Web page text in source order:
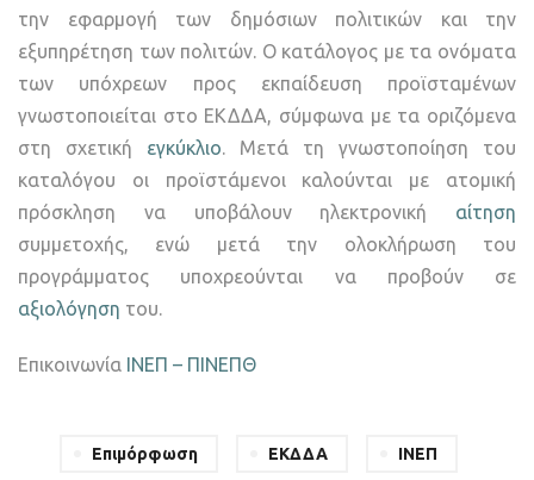
την εφαρμογή των δημόσιων πολιτικών και την
εξυπηρέτηση των πολιτών. Ο κατάλογος με τα ονόματα
των υπόχρεων προς εκπαίδευση προϊσταμένων
γνωστοποιείται στο ΕΚΔΔΑ, σύμφωνα με τα οριζόμενα
στη σχετική εγκύκλιο. Μετά τη γνωστοποίηση του
καταλόγου οι προϊστάμενοι καλούνται με ατομική
πρόσκληση να υποβάλουν ηλεκτρονική αίτηση
συμμετοχής, ενώ μετά την ολοκλήρωση του
προγράμματος υποχρεούνται να προβούν σε
αξιολόγηση του.
Επικοινωνία ΙΝΕΠ – ΠΙΝΕΠΘ
Επιμόρφωση ΕΚΔΔΑ ΙΝΕΠ